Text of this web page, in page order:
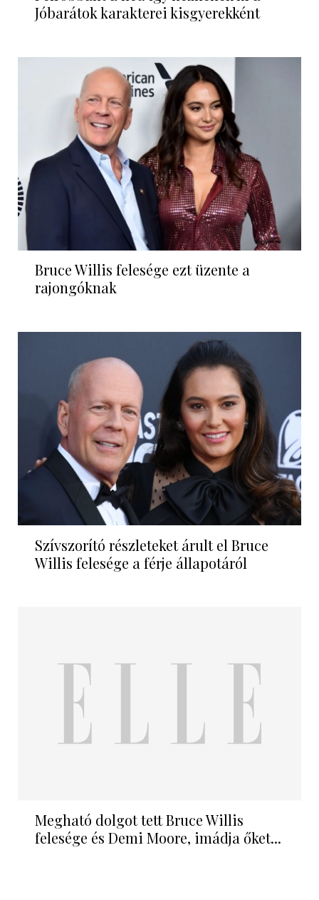
Jóbarátok karakterei kisgyerekként
Bruce Willis felesége ezt üzente a
rajongóknak
Szívszorító részleteket árult el Bruce
Willis felesége a férje állapotáról
Megható dolgot tett Bruce Willis
felesége és Demi Moore, imádja őket...